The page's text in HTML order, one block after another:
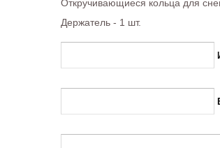
Откручивающиеся кольца для
Держатель - 1 шт.